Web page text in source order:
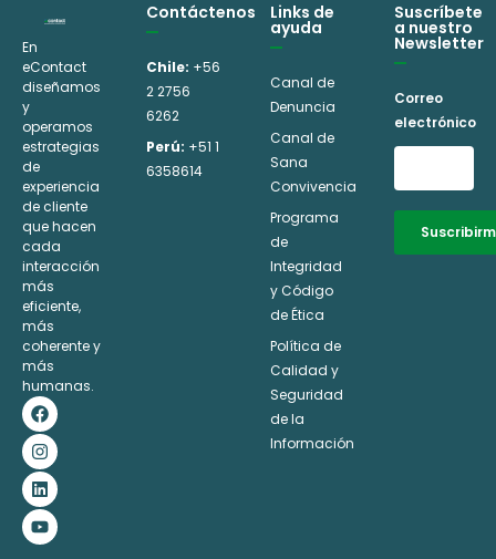
En
eContact
diseñamos
y
operamos
estrategias
de
experiencia
de cliente
que hacen
cada
interacción
más
eficiente,
más
coherente y
más
humanas.
F
a
c
e
b
o
o
k
I
n
s
t
a
g
r
a
m
L
i
n
k
e
d
i
n
Y
o
u
t
u
b
e
Contáctenos
Chile: +56
2 2756
6262
Perú: +51 1
6358614
Links de
ayuda
Canal de
Denuncia
Canal de
Sana
Convivencia
Programa
de
Integridad
y Código
de Ética
Política de
Calidad y
Seguridad
de la
Información
Suscríbete
a nuestro
Newsletter
Correo
electrónico